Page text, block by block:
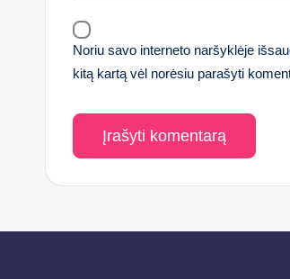
Noriu savo interneto naršyklėje
kitą kartą vėl norėsiu parašyti